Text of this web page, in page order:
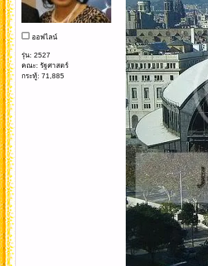
ออฟไลน์
รุ่น: 2527
คณะ: รัฐศาสตร์
กระทู้: 71,885